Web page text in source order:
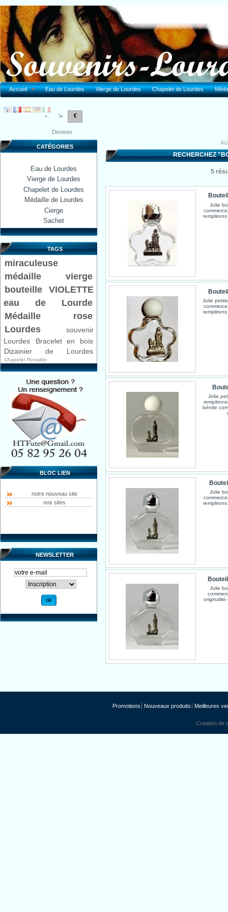
Accueil Eau de Lourdes Vierge de Lourdes Chapelet de Lourdes
$ €
Devises
CATÉGORIES
Eau de Lourdes
Vierge de Lourdes
Chapelet de Lourdes
Médaille de Lourdes
Cierge
Sachet
TAGS
miraculeuse
médaille
vierge
bouteille VIOLETTE
eau de Lourde
Médaille rose
Lourdes
souvenir
Lourdes
Bracelet en bois
Dizainier de Lourdes
Chapelet Ronaldo
BLOC LIEN
notre nouveau site
nos sites
NEWSLETTER
RECHERCHEZ
5
Jolie
Jolie
Jolie
bénite
Jolie
Jolie
originalité
Promotions Nouveaux produits Meilleures
Creation de